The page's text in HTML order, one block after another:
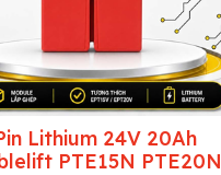
Lithium 24V 20Ah
PTE15N PTE20N